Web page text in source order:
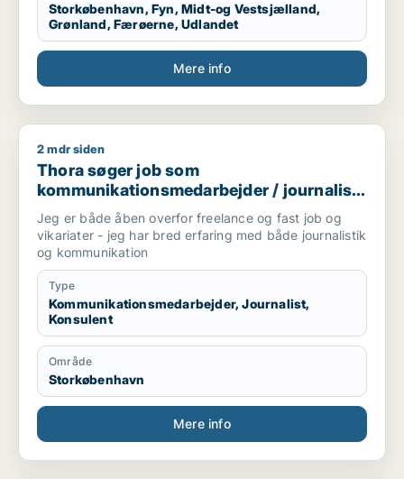
Storkøbenhavn, Fyn, Midt-og Vestsjælland,
Grønland, Færøerne, Udlandet
Mere info
Thora søger job som kommunikationsmedarbejder /
2 mdr siden
Thora søger job som
kommunikationsmedarbejder / journalist
/ konsulent
Jeg er både åben overfor freelance og fast job og
vikariater - jeg har bred erfaring med både journalistik
og kommunikation
Type
Kommunikationsmedarbejder, Journalist,
Konsulent
Område
Storkøbenhavn
Mere info